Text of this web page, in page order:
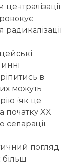
централізації
радикалізації
в
можуть
(як це
початку XX
сепарації.
погляд
більш